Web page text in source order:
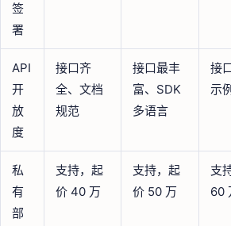
签
署
API
开
放
度
接口齐
全、文档
规范
接口最丰
富、SDK
多语言
接
示
私
有
部
支持，起
价 40 万
支持，起
价 50 万
支
60